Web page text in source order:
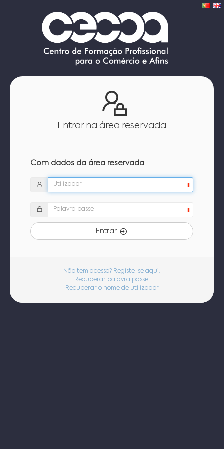
Entrar na área reservada
Com dados da área reservada
Entrar
Não tem acesso? Registe-se aqui.
Recuperar palavra passe.
Recuperar o nome de utilizador